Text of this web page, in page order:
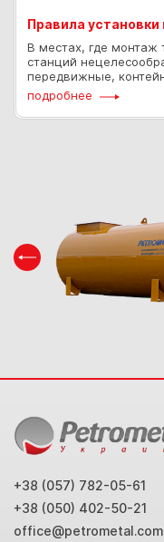
Правила
В местах, где монтаж
станций
передвижные,
подробнее
+38 (057) 782-05-61
+38 (050) 402-50-21